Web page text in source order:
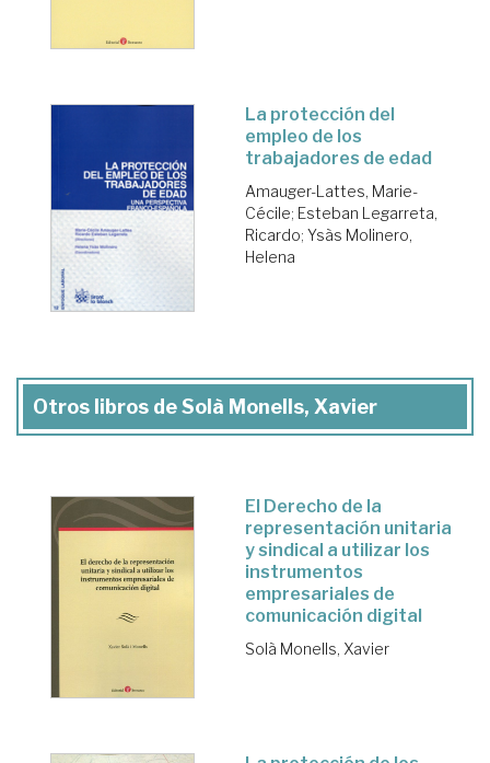
La protección del
empleo de los
trabajadores de edad
Amauger-Lattes, Marie-
Cécile; Esteban Legarreta,
Ricardo; Ysàs Molinero,
Helena
Otros libros de Solà Monells, Xavier
El Derecho de la
representación unitaria
y sindical a utilizar los
instrumentos
empresariales de
comunicación digital
Solà Monells, Xavier